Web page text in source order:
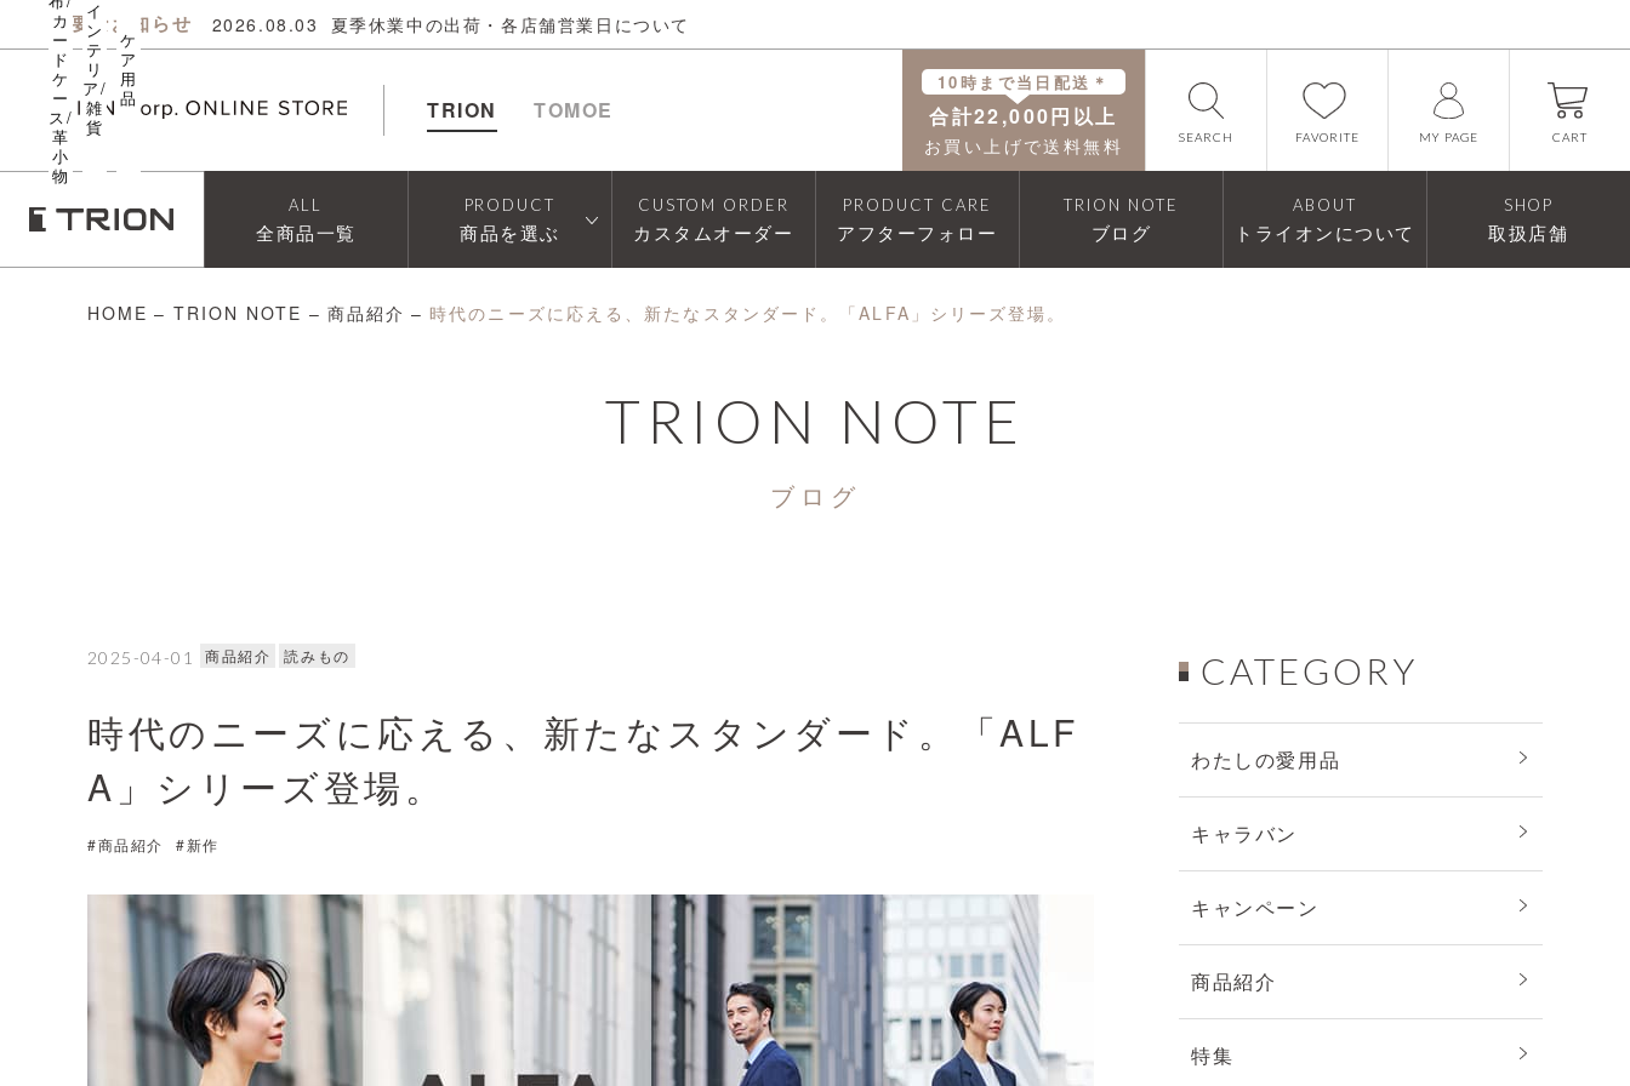
重要なお知らせ 2026.08.03 夏季休業中の出荷・各店舗営業日について
TRION TOMOE
10時まで当日配送＊
合計22,000円以上
お買い上げで送料無料 SEARCH FAVORITE MY PAGE CART
ALL
全商品一覧
PRODUCT
商品を選ぶ
CUSTOM ORDER
カスタムオーダー
PRODUCT CARE
アフターフォロー
TRION NOTE
ブログ
ABOUT
トライオンについて
SHOP
取扱店舗
カ
ー
ド
ケ
ー
ス/
革
小
物
イ
ン
テ
リ
ア/
雑
貨
ケ
ア
用
品
HOME – TRION NOTE – 商品紹介 – 時代のニーズに応える、新たなスタンダード。「ALFA」シリーズ登場。
TRION NOTE
ブログ
2025-04-01 商品紹介 読みもの
時代のニーズに応える、新たなスタンダード。「ALF
A」シリーズ登場。
#商品紹介 #新作
CATEGORY
わたしの愛用品
キャラバン
キャンペーン
商品紹介
特集